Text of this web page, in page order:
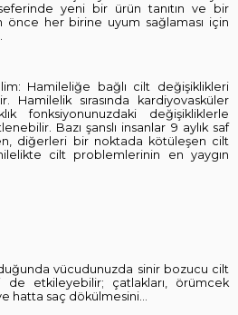
yeni bir ürün tanıtın ve bir
her birine uyum sağlaması için
Hamileliğe bağlı cilt değişiklikleri
Hamilelik sırasında kardiyovasküler
fonksiyonunuzdaki değişikliklerle
Bazı şanslı insanlar 9 aylık saf
diğerleri bir noktada kötüleşen cilt
cilt problemlerinin en yaygın
vücudunuzda sinir bozucu cilt
de etkileyebilir; çatlakları, örümcek
hatta saç dökülmesini…